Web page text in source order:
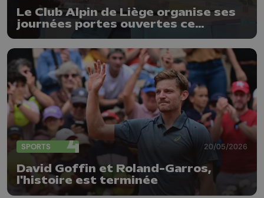
Le Club Alpin de Liège organise ses
journées portes ouvertes ce
dimanche
SPORTS 20/05/2026
David Goffin et Roland-Garros,
l'histoire est terminée